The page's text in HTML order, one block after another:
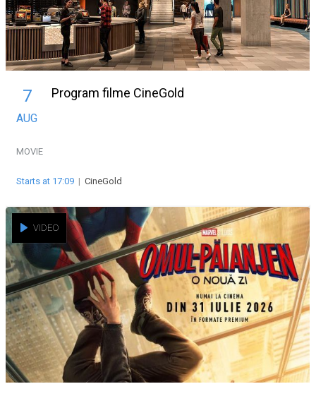
7
AUG
Program filme CineGold
MOVIE
Starts at 17:09 | CineGold
VIDEO